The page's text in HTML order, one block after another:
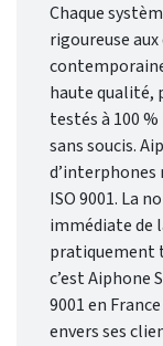
Chaque
rigoureuse
haute qualité,
testés à 100
sans soucis.
ISO 9001. La
immédiate de
pratiquement
c’est Aiphone
9001 en
envers ses